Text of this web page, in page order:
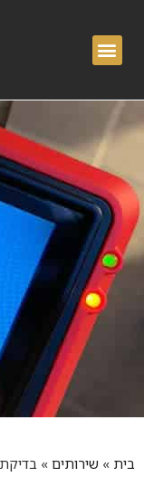
בית » שירותים » בדיקת